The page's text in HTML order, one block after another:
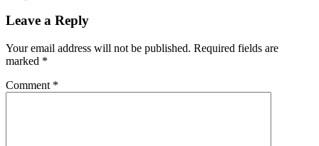
Leave a Reply
Your email address will not be published. Required fields are
marked *
Comment *